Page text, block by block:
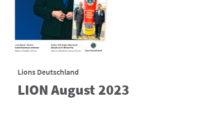
Lions Deutschland
LION August 2023